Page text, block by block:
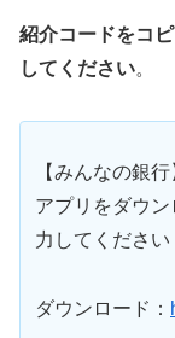
紹介コードをコ
してください。
【みんなの銀
アプリをダウ
力してください
ダウンロード：